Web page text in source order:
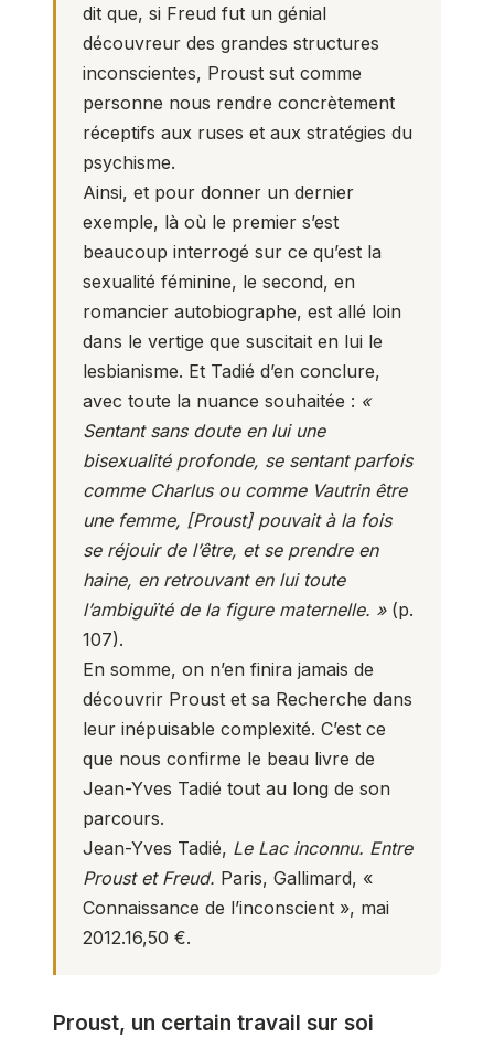
dit que, si Freud fut un génial
découvreur des grandes structures
inconscientes, Proust sut comme
personne nous rendre concrètement
réceptifs aux ruses et aux stratégies du
psychisme.
Ainsi, et pour donner un dernier
exemple, là où le premier s’est
beaucoup interrogé sur ce qu’est la
sexualité féminine, le second, en
romancier autobiographe, est allé loin
dans le vertige que suscitait en lui le
lesbianisme. Et Tadié d’en conclure,
avec toute la nuance souhaitée : «
Sentant sans doute en lui une
bisexualité profonde, se sentant parfois
comme Charlus ou comme Vautrin être
une femme, [Proust] pouvait à la fois
se réjouir de l’être, et se prendre en
haine, en retrouvant en lui toute
l’ambiguïté de la figure maternelle. »(p.
107).
En somme, on n’en finira jamais de
découvrir Proust et sa Recherche dans
leur inépuisable complexité. C’est ce
que nous confirme le beau livre de
Jean-Yves Tadié tout au long de son
parcours.
Jean-Yves Tadié, Le Lac inconnu. Entre
Proust et Freud. Paris, Gallimard, «
Connaissance de l’inconscient », mai
2012.16,50 €.
Proust, un certain travail sur soi